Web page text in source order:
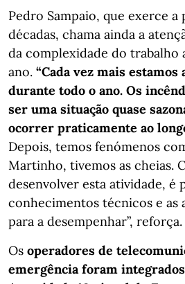
Pedro Sampaio, que exerce a
décadas, chama ainda a
da complexidade do trabalho
ano. “Cada vez mais
durante todo o ano. Os
ser uma situação quase
ocorrer praticamente ao
Depois, temos fenómenos
Martinho, tivemos as cheias.
desenvolver esta atividade, é
conhecimentos técnicos e as
para a desempenhar”, reforça.
Os operadores de
emergência foram